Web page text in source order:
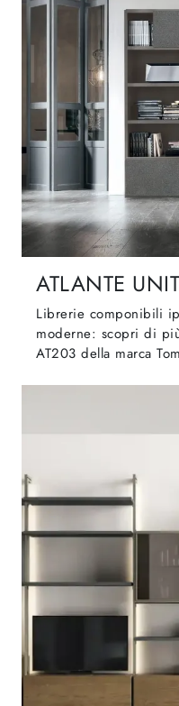
ATLANTE
Librerie componibili
moderne: scopri di
AT203 della marca